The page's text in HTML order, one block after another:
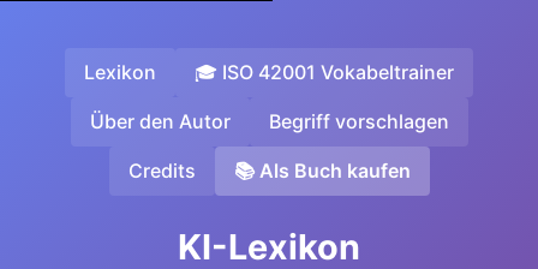
Lexikon 🎓 ISO 42001 Vokabeltrainer
Über den Autor Begriff vorschlagen
Credits 📚 Als Buch kaufen
KI-Lexikon